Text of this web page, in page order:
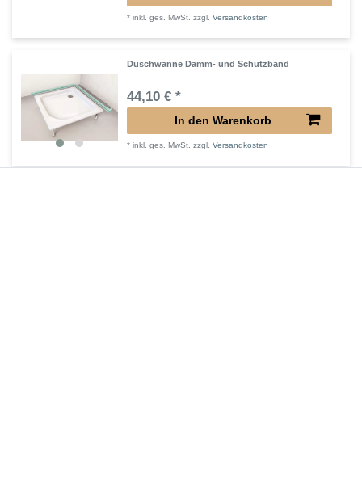
*inkl. ges. MwSt. zzgl.Versandkosten
Duschwanne Dämm- und Schutzband
44,10 € *
In den Warenkorb
*inkl. ges. MwSt. zzgl.Versandkosten